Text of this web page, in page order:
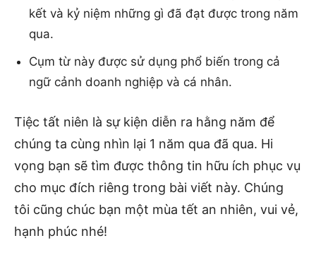
kết và kỷ niệm những gì đã đạt được trong năm
qua.
Cụm từ này được sử dụng phổ biến trong cả
ngữ cảnh doanh nghiệp và cá nhân.
Tiệc tất niên là sự kiện diễn ra hằng năm để
chúng ta cùng nhìn lại 1 năm qua đã qua. Hi
vọng bạn sẽ tìm được thông tin hữu ích phục vụ
cho mục đích riêng trong bài viết này. Chúng
tôi cũng chúc bạn một mùa tết an nhiên, vui vẻ,
hạnh phúc nhé!